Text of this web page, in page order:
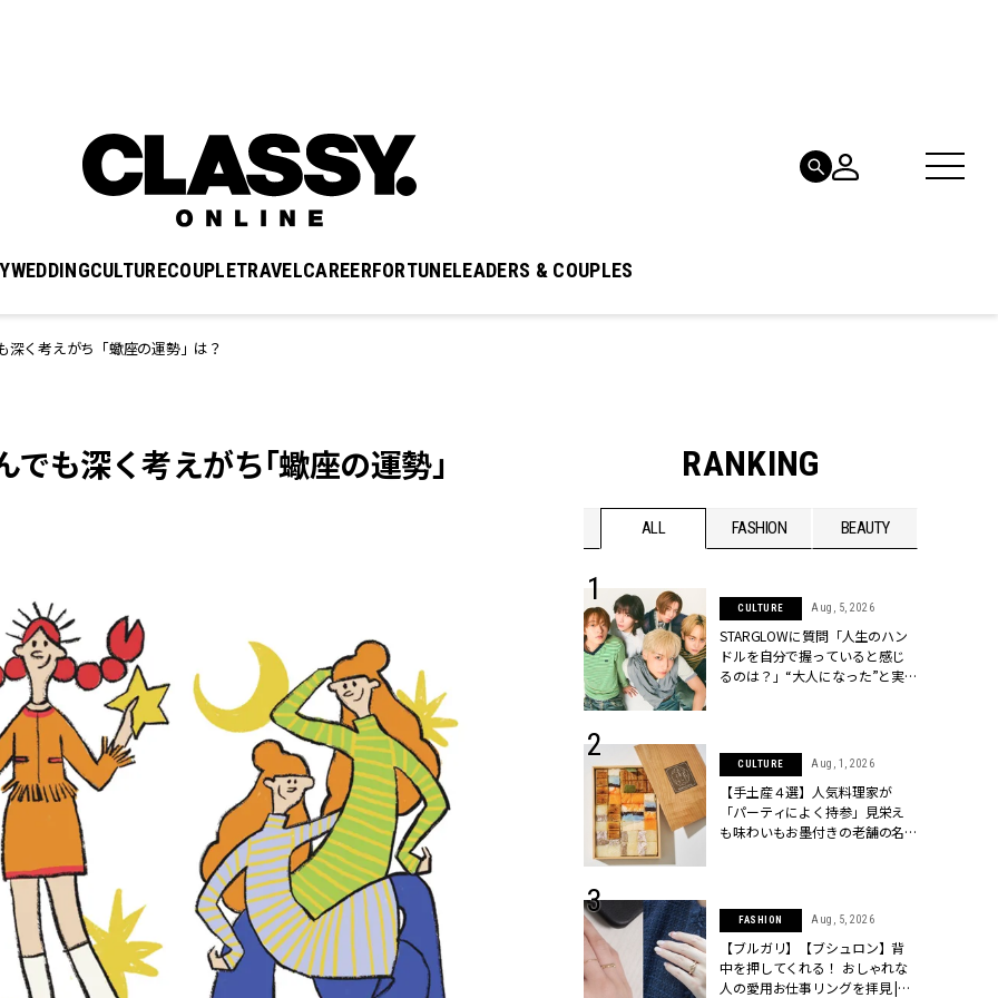
WEDDINGCULTURECOUPLETRAVELCAREERFORTUNELEADERS & COUPLES
深く考えがち「蠍座の運勢」は？
も深く考えがち「蠍座の運勢」 RANKING
ALL FASHION BEAUTY
忙しい毎日に「うるおいター
ボ」を。新【SOFINA BASIC＋】
のお手入れでうるおってなめら
かな肌を目指す | CLASSY.[クラッ
シィ]
BEAUTY
【ヘアアクセ6選】手抜きに見え
ない！アラサーのまとめ髪が垢
抜ける「即戦力アクセ」たち |
CLASSY.[クラッシィ]
BEAUTY Aug, 5, 2026
ユニクロ名品も！日焼け対策ガ
チ勢の「ないと無理」なアイテ
ムハック7選 | CLASSY.[クラッシ
ばれで失敗しないコーデ＆マナ
ーを解説 | CLASSY.[クラッシィ]
WEDDING
【結婚指輪】人気ブランドのリ
ング22選｜20〜30代カップルの
エピソードも | CLASSY.[クラッシ
ィ]
WEDDING
【一生ものジュエリー】1つでも
存在感が際立つ！ポメラートの
「トゥギャザー」シリーズに注
CULTURE Aug, 5, 2026
STARGLOWに質問「人生のハン
ドルを自分で握っていると感じ
るのは？」“大️人になった”と実
CULTURE Aug, 1, 2026
【手土産４選】人気料理家が
「パーティによく持参」見栄え
も味わいもお墨付きの老舗の名
FASHION Aug, 5, 2026
【ブルガリ】【ブシュロン】背
中を押してくれる！ おしゃれな
人の愛用お仕事リングを拝見 |